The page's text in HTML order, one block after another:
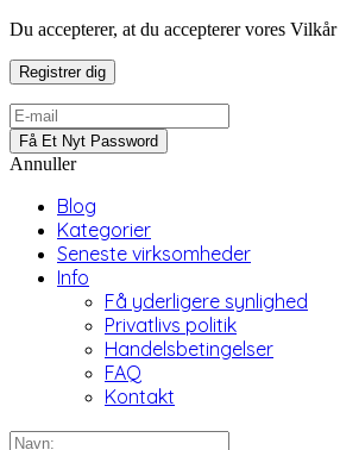
Du accepterer, at du accepterer vores
Annuller
Blog
Kategorier
Seneste virksomheder
Info
Få yderligere synlighed
Privatlivs politik
Handelsbetingelser
FAQ
Kontakt